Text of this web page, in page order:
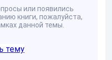
или появились
книги, пожалуйста,
данной темы.
тему